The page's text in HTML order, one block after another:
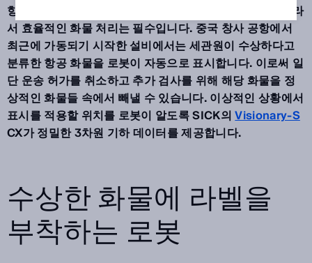
항공 화물은 이커머스 분야에서 중요한 역할을 합니다. 따라
서 효율적인 화물 처리는 필수입니다. 중국 창사 공항에서
최근에 가동되기 시작한 설비에서는 세관원이 수상하다고
분류한 항공 화물을 로봇이 자동으로 표시합니다. 이로써 일
단 운송 허가를 취소하고 추가 검사를 위해 해당 화물을 정
상적인 화물들 속에서 빼낼 수 있습니다. 이상적인 상황에서
표시를 적용할 위치를 로봇이 알도록 SICK의Visionary-S
CX가 정밀한 3차원 기하 데이터를 제공합니다.
수상한 화물에 라벨을
부착하는 로봇